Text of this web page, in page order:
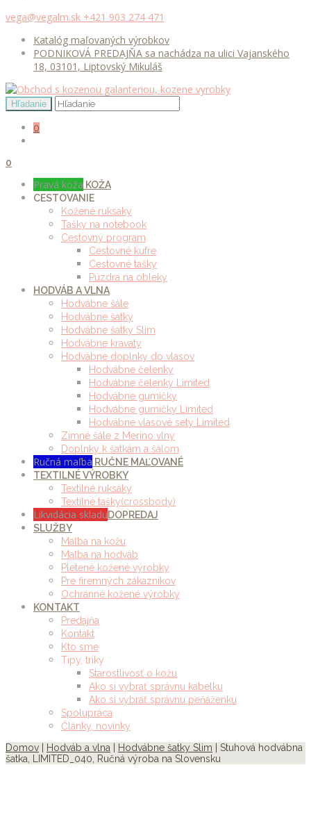
vega@vegalm.sk +421 903 274 471
Katalóg maľovaných výrobkov
PODNIKOVÁ PREDAJŇA sa nachádza na ulici Vajanského
18, 03101, Liptovský Mikuláš
0
0
Pravá koža KOŽA
CESTOVANIE
Kožené ruksaky
Tašky na notebook
Cestovný program
Cestovné kufre
Cestovné tašky
Púzdra na obleky
HODVÁB A VLNA
Hodvábne šále
Hodvábne šatky
Hodvábne šatky Slim
Hodvábne kravaty
Hodvábne doplnky do vlasov
Hodvábne čelenky
Hodvábne čelenky Limited
Hodvábne gumičky
Hodvábne gumičky Limited
Hodvábne vlasové sety Limited
Zimné šále z Merino vlny
Doplnky k šatkám a šálom
Ručná maľba RUČNE MAĽOVANÉ
TEXTILNÉ VÝROBKY
Textilné ruksaky
Textilné tašky(crossbody)
Likvidácia skladuDOPREDAJ
SLUŽBY
Maľba na kožu
Maľba na hodváb
Pletené kožené výrobky
Pre firemných zákazníkov
Ochranné kožené výrobky
KONTAKT
Predajňa
Kontakt
Kto sme
Tipy, triky
Starostlivosť o kožu
Ako si vybrať správnu kabelku
Ako si vybrať správnu peňaženku
Spolupráca
Články, novinky
Domov
Hodváb a vlna Hodvábne šatky Slim | Stuhová hodvábna
šatka, LIMITED_040, Ručná výroba na Slovensku